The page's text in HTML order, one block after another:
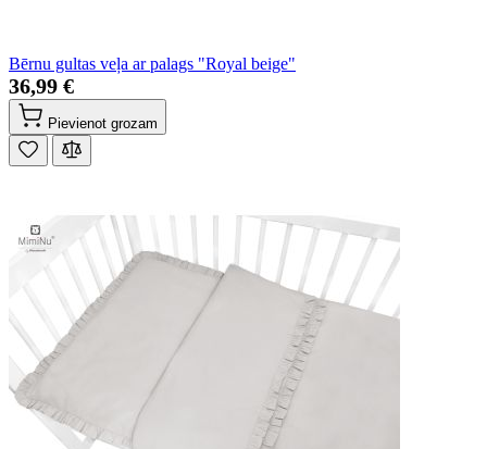
Bērnu gultas veļa ar palags "Royal beige"
36,99 €
Pievienot grozam